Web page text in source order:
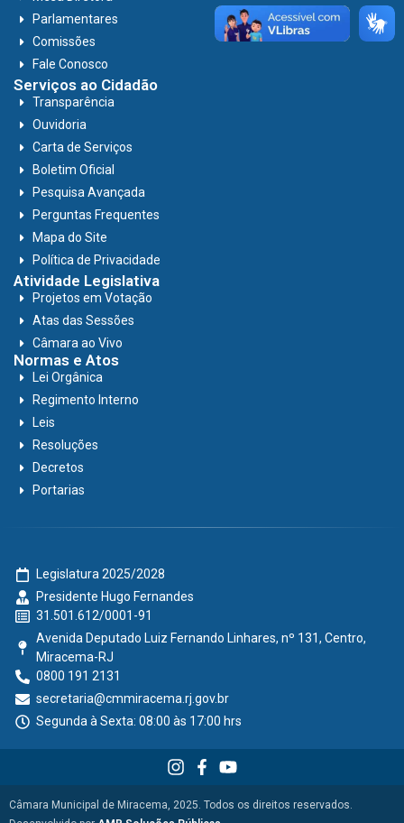
Parlamentares
Comissões
Fale Conosco
Serviços ao Cidadão
Transparência
Ouvidoria
Carta de Serviços
Boletim Oficial
Pesquisa Avançada
Perguntas Frequentes
Mapa do Site
Política de Privacidade
Atividade Legislativa
Projetos em Votação
Atas das Sessões
Câmara ao Vivo
Normas e Atos
Lei Orgânica
Regimento Interno
Leis
Resoluções
Decretos
Portarias
Legislatura 2025/2028
Presidente Hugo Fernandes
31.501.612/0001-91
Avenida Deputado Luiz Fernando Linhares, nº 131, Centro,
Miracema-RJ
0800 191 2131
secretaria@cmmiracema.rj.gov.br
Segunda à Sexta: 08:00 às 17:00 hrs
Câmara Municipal de Miracema, 2025. Todos os direitos reservados.